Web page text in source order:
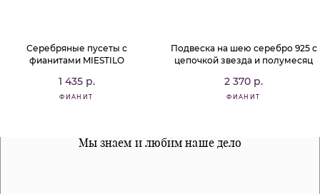
Серебряные пусеты с
фианитами MIESTILO
1 435 р.
ФИАНИТ
Подвеска на шею серебро 925 с
цепочкой звезда и полумесяц
2 370 р.
ФИАНИТ
Мы знаем и любим наше дело
Все наши материалы гипоалергенны
Примерка перед покупкой